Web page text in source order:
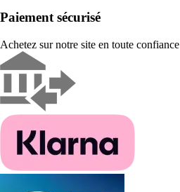
Paiement sécurisé
Achetez sur notre site en toute confiance